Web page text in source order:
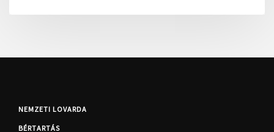
NEMZETI LOVARDA
BÉRTARTÁS